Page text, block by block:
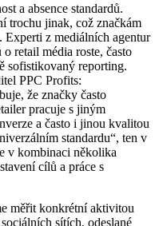
a absence standardů.
trochu jinak, což značkám
z mediálních agentur
retail média roste, často
sofistikovaný reporting.
PPC Profits:
že značky často
pracuje s jiným
a často i jinou kvalitou
standardu“, ten v
v kombinaci několika
cílů a práce s
měřit konkrétní aktivitou
sítích, odeslané